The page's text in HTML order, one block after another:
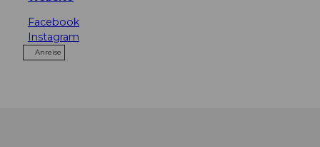
Facebook
Instagram
Anreise